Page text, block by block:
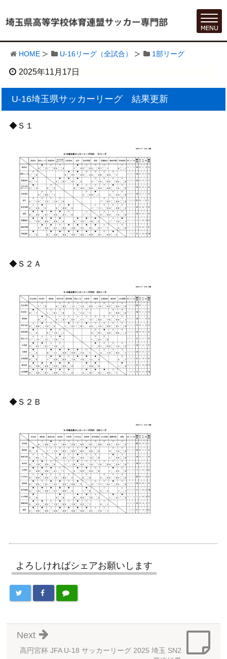
HOME U-16リーグ（全試合） 1部リーグ
2025年11月17日
U-16埼玉県サッカーリーグ 結果更新
◆Ｓ１
◆Ｓ２Ａ
◆Ｓ２Ｂ
よろしければシェアお願いします
高円宮杯 JFA U-18 サッカーリーグ 2025 埼玉 SN2
Next